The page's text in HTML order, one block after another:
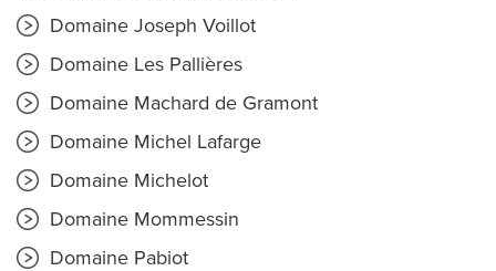
Domaine Joseph Voillot
Domaine Les Pallières
Domaine Machard de Gramont
Domaine Michel Lafarge
Domaine Michelot
Domaine Mommessin
Domaine Pabiot